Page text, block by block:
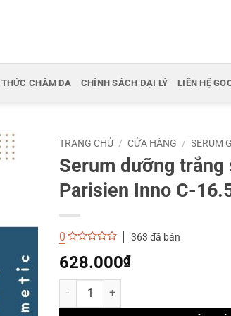
CHĂM DA CHÍNH SÁCH ĐẠI LÝ LIÊN HỆ
TRANG CHỦ / CỬA HÀNG / SERUM
Serum dưỡng trắng
Parisien Inno C-
0
out
of
5
363 đã bán
628.000₫
Serum dưỡng trắng sáng GoodnDoc